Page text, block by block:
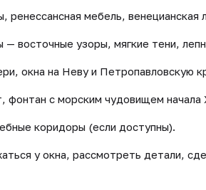
мебель, венецианская
восточные узоры, мягкие тени,
окна на Неву и Петропавловскую
фонтан с морским чудовищем начала
коридоры (если доступны).
у окна, рассмотреть детали,